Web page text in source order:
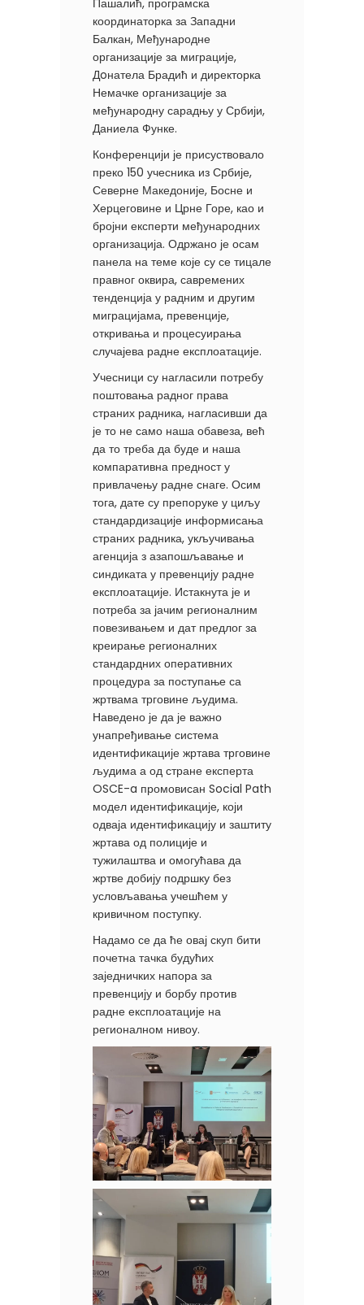
Пашалић, програмска
координаторка за Западни
Балкан, Међународне
организације за миграције,
Дoнатела Брадић и директорка
Немачке организације за
међународну сарадњу у Србији,
Даниела Функе.
Конференцији је присуствовало
преко 150 учесника из Србије,
Северне Македоније, Босне и
Херцеговине и Црне Горе, као и
бројни експерти међународних
организација. Одржано је осам
панела на теме које су се тицале
правног оквира, савремених
тенденција у радним и другим
миграцијама, превенције,
откривања и процесуирања
случајева радне експлоатације.
Учесници су нагласили потребу
поштовања радног права
страних радника, нагласивши да
је то не само наша обавеза, већ
да то треба да буде и наша
компаративна предност у
привлачењу радне снаге. Осим
тога, дате су препоруке у циљу
стандардизације информисања
страних радника, укључивања
агенција з азапошљавање и
синдиката у превенцију радне
експлоатације. Истакнута је и
потреба за јачим регионалним
повезивањем и дат предлог за
креирање регионалних
стандардних оперативних
процедура за поступање са
жртвама трговине људима.
Наведено је да је важно
унапређивање система
идентификације жртава трговине
људима а од стране експерта
OSCE-a промовисан Social Path
модел идентификације, који
одваја идентификацију и заштиту
жртава од полиције и
тужилаштва и омогућава да
жртве добију подршку без
условљавања учешћем у
кривичном поступку.
Надамо се да ће овај скуп бити
почетна тачка будућих
заједничких напора за
превенцију и борбу против
радне експлоатације на
регионалном нивоу.